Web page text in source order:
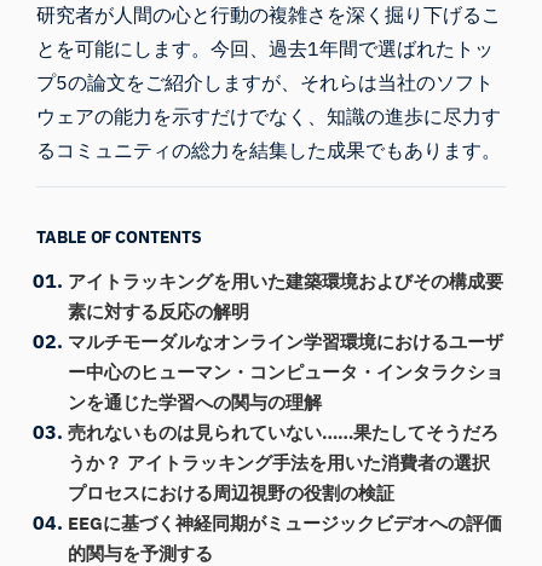
研究者が人間の心と行動の複雑さを深く掘り下げるこ
とを可能にします。今回、過去1年間で選ばれたトッ
プ5の論文をご紹介しますが、それらは当社のソフト
ウェアの能力を示すだけでなく、知識の進歩に尽力す
るコミュニティの総力を結集した成果でもあります。
TABLE OF CONTENTS
アイトラッキングを用いた建築環境およびその構成要
素に対する反応の解明
マルチモーダルなオンライン学習環境におけるユーザ
ー中心のヒューマン・コンピュータ・インタラクショ
ンを通じた学習への関与の理解
売れないものは見られていない……果たしてそうだろ
うか？ アイトラッキング手法を用いた消費者の選択
プロセスにおける周辺視野の役割の検証
EEGに基づく神経同期がミュージックビデオへの評価
的関与を予測する